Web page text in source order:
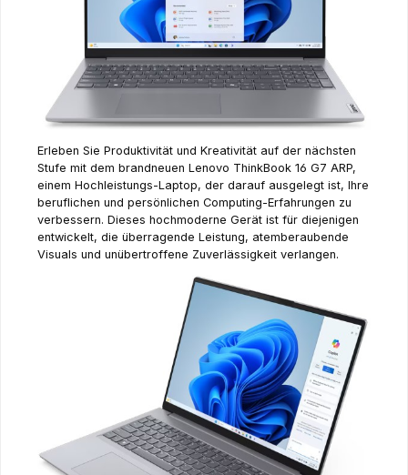
Erleben Sie Produktivität und Kreativität auf der nächsten
Stufe mit dem brandneuen Lenovo ThinkBook 16 G7 ARP,
einem Hochleistungs-Laptop, der darauf ausgelegt ist, Ihre
beruflichen und persönlichen Computing-Erfahrungen zu
verbessern. Dieses hochmoderne Gerät ist für diejenigen
entwickelt, die überragende Leistung, atemberaubende
Visuals und unübertroffene Zuverlässigkeit verlangen.